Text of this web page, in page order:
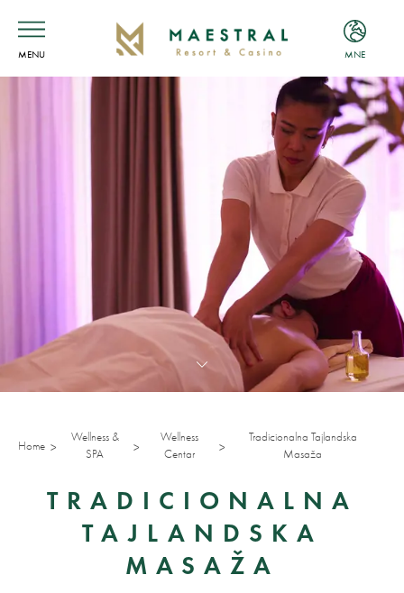
MENU MNE
ENG
MNE
Home
Wellness &
SPA
Wellness
Centar
Tradicionalna Tajlandska
Masaža
TRADICIONALNA
TAJLANDSKA
MASAŽA